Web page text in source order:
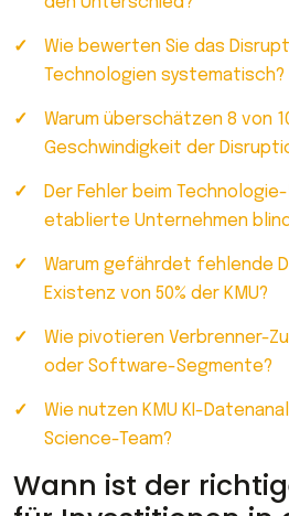
Wie bewerten Sie das
Technologien systematisch?
Warum überschätzen 8 von
Geschwindigkeit der
Der Fehler beim
etablierte Unternehmen
Warum gefährdet fehlende
Existenz von 50% der KMU?
Wie pivotieren Verbrenner-
oder Software-Segmente?
Wie nutzen KMU KI-
Science-Team?
Wann ist der